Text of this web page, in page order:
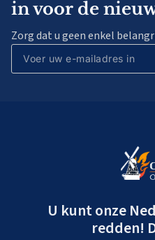
in voor de
Zorg dat u geen enkel
U kunt onze
redden!